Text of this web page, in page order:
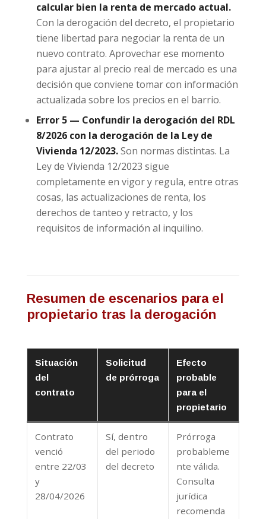
calcular bien la renta de mercado actual.
Con la derogación del decreto, el propietario
tiene libertad para negociar la renta de un
nuevo contrato. Aprovechar ese momento
para ajustar al precio real de mercado es una
decisión que conviene tomar con información
actualizada sobre los precios en el barrio.
Error 5 — Confundir la derogación del RDL
8/2026 con la derogación de la Ley de
Vivienda 12/2023.Son normas distintas. La
Ley de Vivienda 12/2023 sigue
completamente en vigor y regula, entre otras
cosas, las actualizaciones de renta, los
derechos de tanteo y retracto, y los
requisitos de información al inquilino.
Resumen de escenarios para el
propietario tras la derogación
Situación
del
contrato
Solicitud
de prórroga
Efecto
probable
para el
propietario
Contrato
venció
entre 22/03
y
28/04/2026
Sí, dentro
del periodo
del decreto
Prórroga
probableme
nte válida.
Consulta
jurídica
recomenda